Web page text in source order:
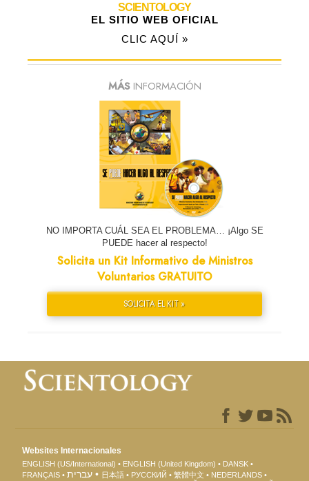
SCIENTOLOGY
EL SITIO WEB OFICIAL
CLIC AQUÍ »
MÁSINFORMACIÓN
NO IMPORTA CUÁL SEA EL PROBLEMA… ¡Algo SE
PUEDE hacer al respecto!
Solicita un Kit Informativo de Ministros
Voluntarios GRATUITO
SOLICITA EL KIT »
Websites Internacionales
ENGLISH (US/International) ENGLISH (United Kingdom)
DANSK
FRANÇAIS
עברית 日本語 РУССКИЙ 繁體中文
NEDERLANDS